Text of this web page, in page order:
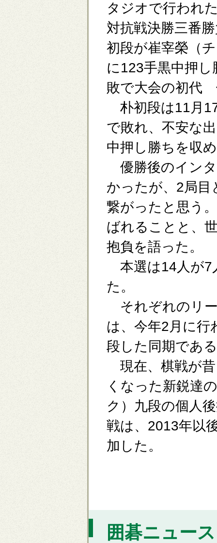
タジオで行われ
対抗戦決勝三番
初段が崔宰榮（
に123手黒中押
敗で大会の初代
朴初段は11月
で敗れ、不安な
中押し勝ちを収
優勝後のイン
かったが、2局目
繋がったと思う
ばれることと、
抱負を語った。
本選は14人が7
た。
それぞれのリ
は、今年2月に行
段した同期であ
現在、棋戦が
くなった新鋭達
ク）九段の個人
戦は、2013年以
加した。
囲碁ニュー